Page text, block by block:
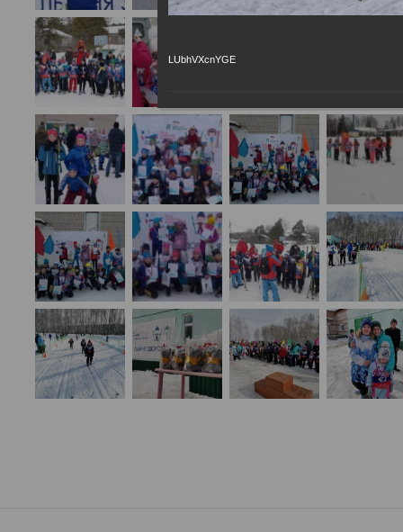
LUbhVXcnYGE